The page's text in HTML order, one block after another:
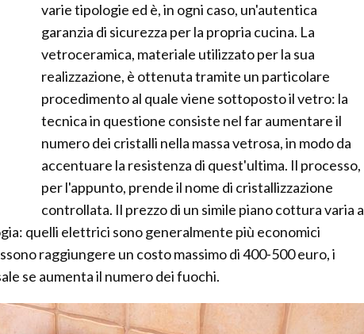
varie tipologie ed è, in ogni caso, un'autentica
garanzia di sicurezza per la propria cucina. La
vetroceramica, materiale utilizzato per la sua
realizzazione, è ottenuta tramite un particolare
procedimento al quale viene sottoposto il vetro: la
tecnica in questione consiste nel far aumentare il
numero dei cristalli nella massa vetrosa, in modo da
accentuare la resistenza di quest'ultima. Il processo,
per l'appunto, prende il nome di cristallizzazione
controllata. Il prezzo di un simile piano cottura varia a
quelli elettrici sono generalmente più economici
raggiungere un costo massimo di 400-500 euro, i
se aumenta il numero dei fuochi.